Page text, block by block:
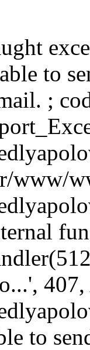
to
;
www/
to